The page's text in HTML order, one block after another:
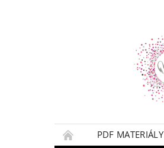
PDF MATERIÁLY